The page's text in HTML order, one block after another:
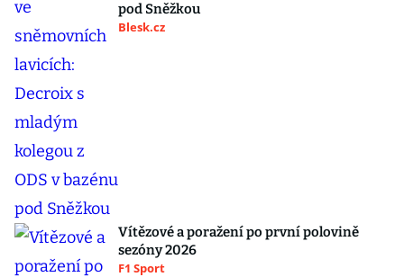
pod Sněžkou
Blesk.cz
Vítězové a poražení po první polovině
sezóny 2026
F1 Sport